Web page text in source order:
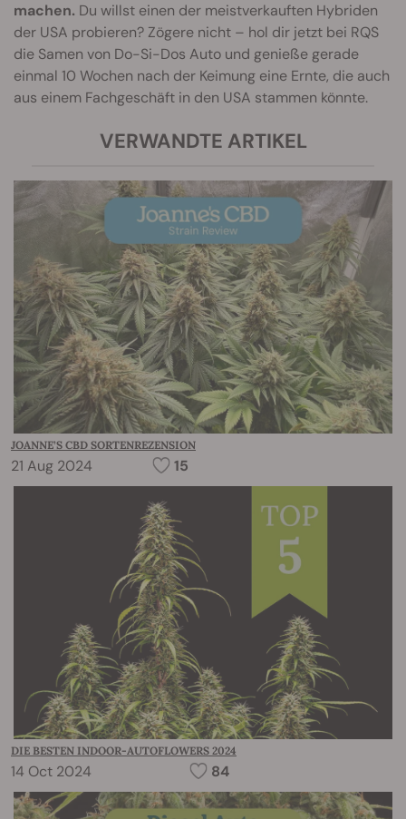
machen. Du willst einen der meistverkauften Hybriden
der USA probieren? Zögere nicht – hol dir jetzt bei RQS
die Samen von Do-Si-Dos Auto und genieße gerade
einmal 10 Wochen nach der Keimung eine Ernte, die auch
aus einem Fachgeschäft in den USA stammen könnte.
VERWANDTE ARTIKEL
JOANNE’S CBD SORTENREZENSION
21 Aug 2024 15
DIE BESTEN INDOOR-AUTOFLOWERS 2024
14 Oct 2024 84